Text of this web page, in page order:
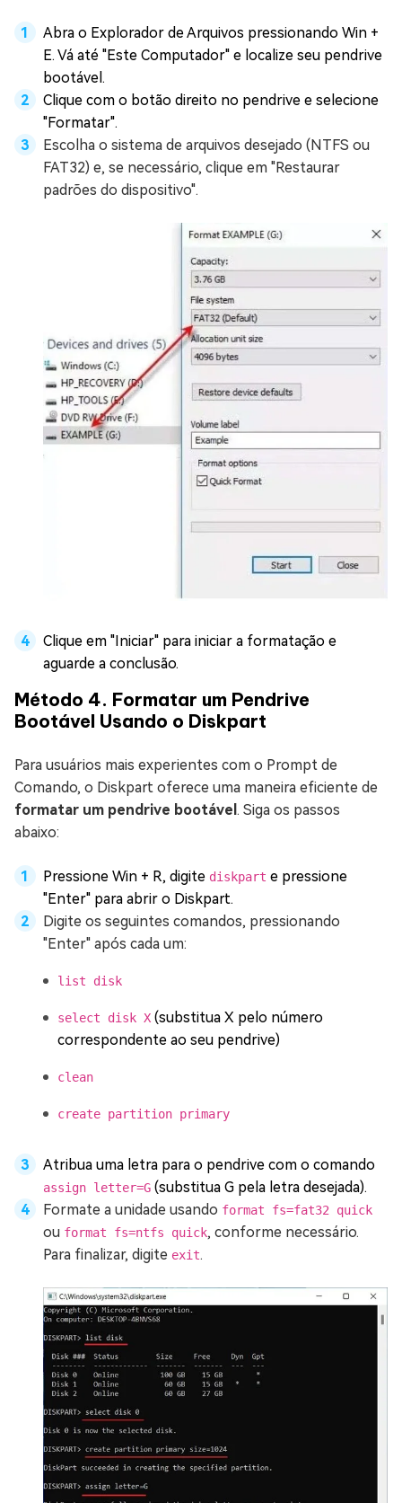
Abra o Explorador de Arquivos pressionando Win +
E. Vá até "Este Computador" e localize seu pendrive
bootável.
Clique com o botão direito no pendrive e selecione
"Formatar".
Escolha o sistema de arquivos desejado (NTFS ou
FAT32) e, se necessário, clique em "Restaurar
padrões do dispositivo".
Clique em "Iniciar" para iniciar a formatação e
aguarde a conclusão.
Método 4. Formatar um Pendrive
Bootável Usando o Diskpart
Para usuários mais experientes com o Prompt de
Comando, o Diskpart oferece uma maneira eficiente de
formatar um pendrive bootável . Siga os passos
abaixo:
Pressione Win + R, digite diskpart e pressione
"Enter" para abrir o Diskpart.
Digite os seguintes comandos, pressionando
"Enter" após cada um:
list disk
select disk X (substitua X pelo número
correspondente ao seu pendrive)
clean
create partition primary
Atribua uma letra para o pendrive com o comando
assign letter=G (substitua G pela letra desejada).
Formate a unidade usando format fs=fat32 quick
ou format fs=ntfs quick, conforme necessário.
Para finalizar, digite exit.